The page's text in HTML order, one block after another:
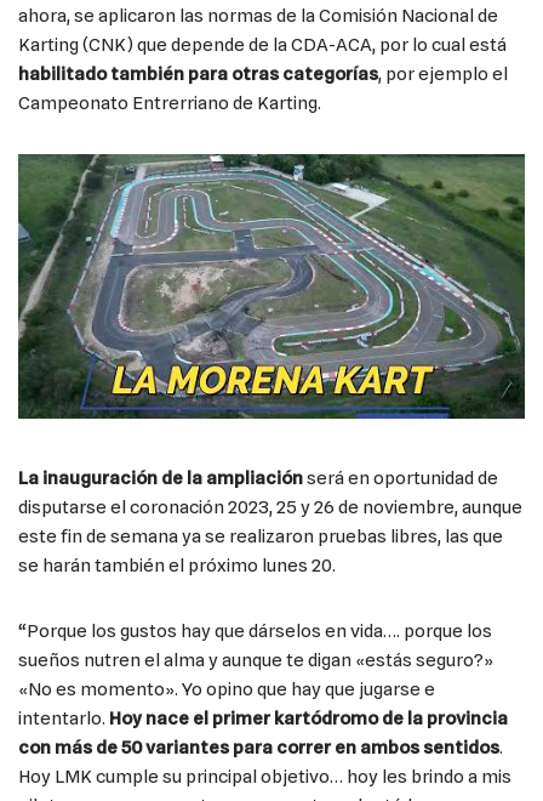
ahora, se aplicaron las normas de la Comisión Nacional de
Karting (CNK) que depende de la CDA-ACA, por lo cual está
habilitado también para otras categorías, por ejemplo el
Campeonato Entrerriano de Karting.
La inauguración de la ampliaciónserá en oportunidad de
disputarse el coronación 2023, 25 y 26 de noviembre, aunque
este fin de semana ya se realizaron pruebas libres, las que
se harán también el próximo lunes 20.
“Porque los gustos hay que dárselos en vida…. porque los
sueños nutren el alma y aunque te digan «estás seguro?»
«No es momento». Yo opino que hay que jugarse e
intentarlo. Hoy nace el primer kartódromo de la provincia
con más de 50 variantes para correr en ambos sentidos.
Hoy LMK cumple su principal objetivo… hoy les brindo a mis